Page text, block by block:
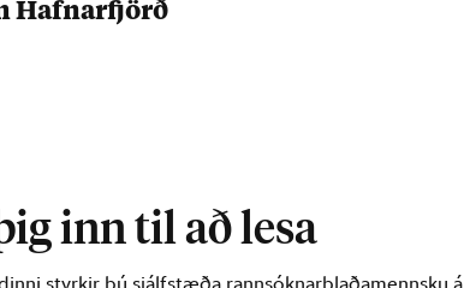
Hafnarfjörð
inn til að lesa
styrkir þú sjálfstæða rannsóknarblaðamennsku á